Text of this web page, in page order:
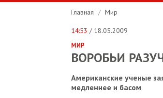
Главная / Мир
14:53 / 18.05.2009
МИР
ВОРОБЬИ
Американские ученые
медленнее и басом